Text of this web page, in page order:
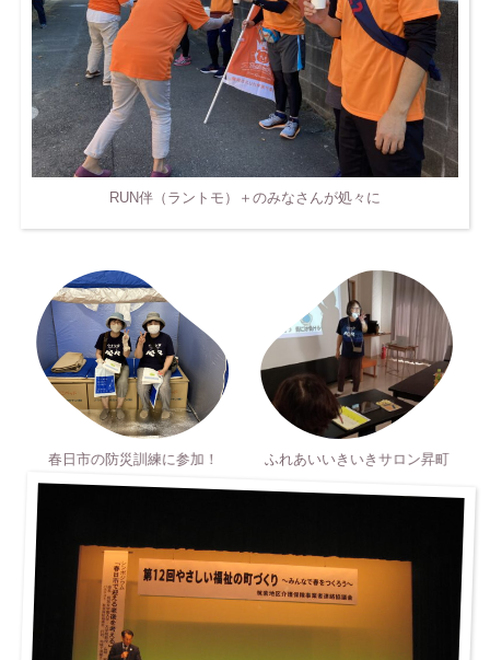
RUN伴（ラントモ）＋のみなさんが処々に
春日市の防災訓練に参加！ ふれあいいきいきサロン昇町